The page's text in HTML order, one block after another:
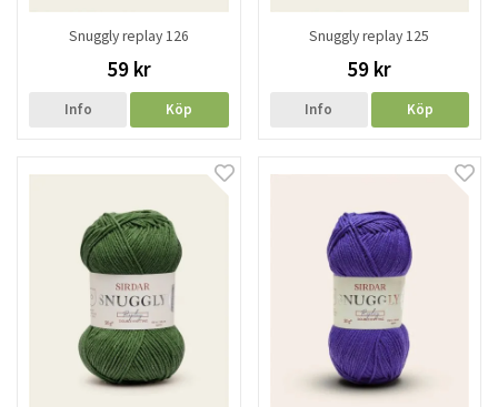
Snuggly replay 126
59 kr
Info Köp
Snuggly replay 125
59 kr
Info Köp